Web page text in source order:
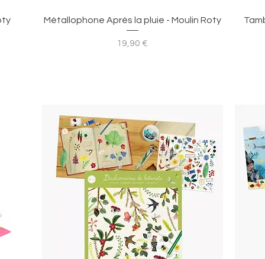
Aperçu rapide
Métallophone Après la pluie - Moulin Roty
Prix
19,90 €